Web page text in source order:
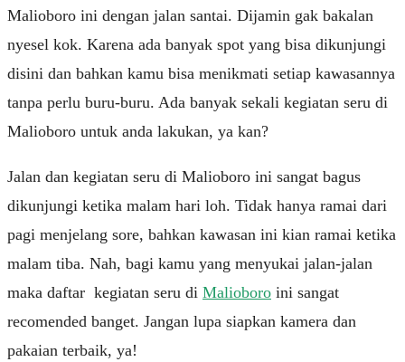
Malioboro ini dengan jalan santai. Dijamin gak bakalan
nyesel kok. Karena ada banyak spot yang bisa dikunjungi
disini dan bahkan kamu bisa menikmati setiap kawasannya
tanpa perlu buru-buru. Ada banyak sekali kegiatan seru di
Malioboro untuk anda lakukan, ya kan?
Jalan dan kegiatan seru di Malioboro ini sangat bagus
dikunjungi ketika malam hari loh. Tidak hanya ramai dari
pagi menjelang sore, bahkan kawasan ini kian ramai ketika
malam tiba. Nah, bagi kamu yang menyukai jalan-jalan
maka daftar kegiatan seru di Malioboro ini sangat
recomended banget. Jangan lupa siapkan kamera dan
pakaian terbaik, ya!